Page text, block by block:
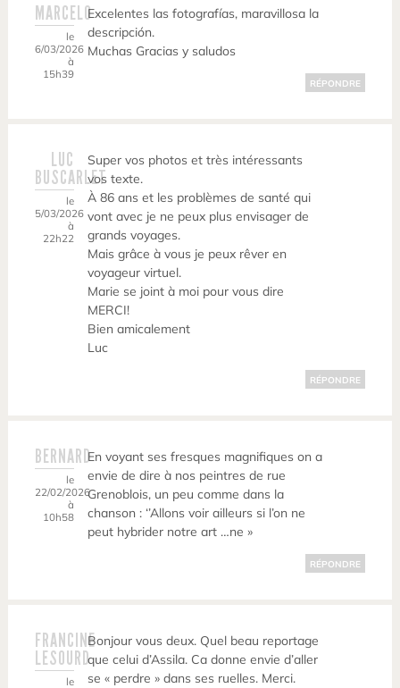
MARCELO
le
6/03/2026
à
15h39
Excelentes las fotografías, maravillosa la
descripción.
Muchas Gracias y saludos
RÉPONDRE
LUC
BUSCARLET
le
5/03/2026
à
22h22
Super vos photos et très intéressants
vos texte.
À 86 ans et les problèmes de santé qui
vont avec je ne peux plus envisager de
grands voyages.
Mais grâce à vous je peux rêver en
voyageur virtuel.
Marie se joint à moi pour vous dire
MERCI!
Bien amicalement
Luc
RÉPONDRE
BERNARD
le
22/02/2026
à
10h58
En voyant ses fresques magnifiques on a
envie de dire à nos peintres de rue
Grenoblois, un peu comme dans la
chanson : ‘’Allons voir ailleurs si l’on ne
peut hybrider notre art …ne »
RÉPONDRE
FRANCINE
LESOURD
le
Bonjour vous deux. Quel beau reportage
que celui d’Assila. Ca donne envie d’aller
se « perdre » dans ses ruelles. Merci.